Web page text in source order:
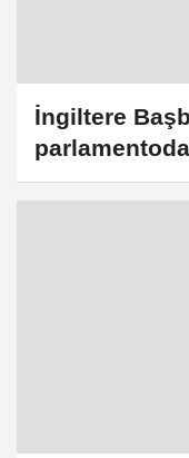
İngiltere
Ukrayna'ya